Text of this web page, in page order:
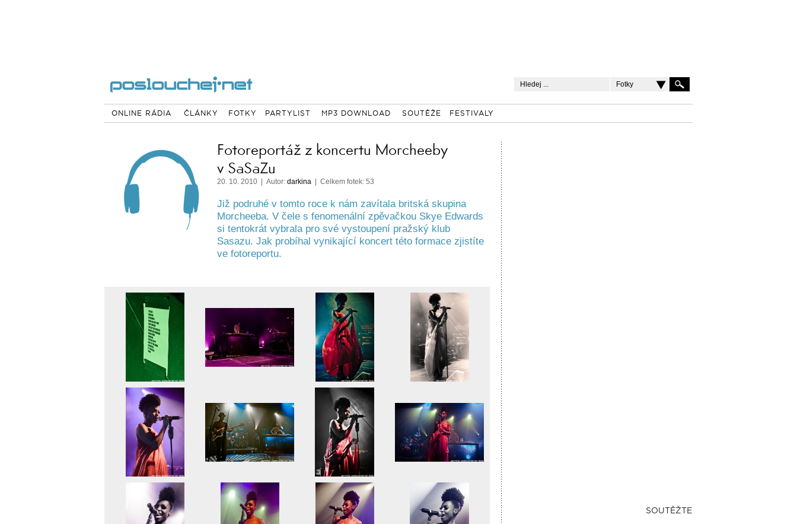
Fotky
ONLINE RÁDIA ČLÁNKY FOTKY PARTYLIST MP3 DOWNLOAD SOUTĚŽE FESTIVALY
Fotoreportáž z koncertu Morcheeby
v SaSaZu
20. 10. 2010 | Autor: darkina | Celkem fotek: 53
Již podruhé v tomto roce k nám zavítala britská skupina
Morcheeba. V čele s fenomenální zpěvačkou Skye Edwards
si tentokrát vybrala pro své vystoupení pražský klub
Sasazu. Jak probíhal vynikající koncert této formace zjistíte
ve fotoreportu.
SOUTĚŽTE